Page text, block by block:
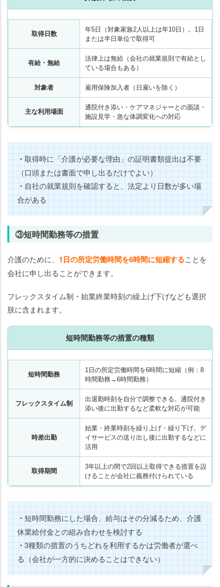
取得日数
年5日（対象家族2人以上は年10日）。1日
または半日単位で取得可
有給・無給
法律上は無給（会社の就業規則で有給とし
ている場合もある）
対象者 雇用保険加入者（日雇いを除く）
主な利用場面
通院付き添い・ケアマネジャーとの面談・
施設見学・急な体調変化への対応
・取得時に「介護が必要な理由」の証明書類提出は不要
（口頭または書面で申し出るだけでよい）
・自社の就業規則を確認すると、法定より日数が多い場
合がある
③短時間勤務等の措置
介護のために、 1日の所定労働時間を6時間に短縮することを
会社に申し出ることができます。
フレックスタイム制・始業終業時刻の繰上げ下げなども選択
肢に含まれます。
短時間勤務等の措置の種類
短時間勤務
1日の所定労働時間を6時間に短縮（例：8
時間勤務→6時間勤務）
フレックスタイム制
出退勤時刻を自分で調整できる。通院付き
添い後に出勤するなど柔軟な対応が可能
時差出勤
始業・終業時刻を繰り上げ・繰り下げ。デ
イサービスの送り出し後に出勤するなどに
活用
取得期間
3年以上の間で2回以上取得できる措置を設
けることが会社に義務付けられている
・短時間勤務にした場合、給与はその分減るため、介護
休業給付金との組み合わせを検討する
・3種類の措置のうちどれを利用するかは労働者が選べ
る（会社が一方的に決めることはできない）